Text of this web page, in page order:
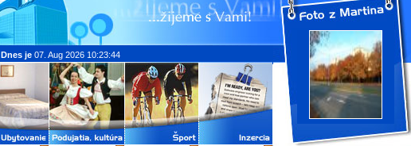
Dnes je 07. Aug 2026 10:23:44